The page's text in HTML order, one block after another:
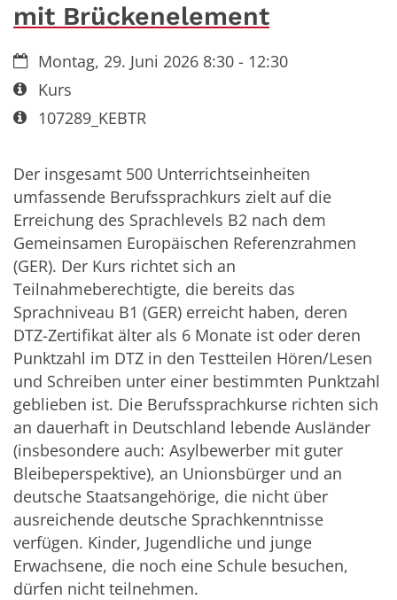
mit Brückenelement
Datum:Montag, 29. Juni 2026 8:30 - 12:30
Art bzw. Nummer:
Kurs
Art bzw. Nummer:
107289_KEBTR
Der insgesamt 500 Unterrichtseinheiten
umfassende Berufssprachkurs zielt auf die
Erreichung des Sprachlevels B2 nach dem
Gemeinsamen Europäischen Referenzrahmen
(GER). Der Kurs richtet sich an
Teilnahmeberechtigte, die bereits das
Sprachniveau B1 (GER) erreicht haben, deren
DTZ-Zertifikat älter als 6 Monate ist oder deren
Punktzahl im DTZ in den Testteilen Hören/Lesen
und Schreiben unter einer bestimmten Punktzahl
geblieben ist. Die Berufssprachkurse richten sich
an dauerhaft in Deutschland lebende Ausländer
(insbesondere auch: Asylbewerber mit guter
Bleibeperspektive), an Unionsbürger und an
deutsche Staatsangehörige, die nicht über
ausreichende deutsche Sprachkenntnisse
verfügen. Kinder, Jugendliche und junge
Erwachsene, die noch eine Schule besuchen,
dürfen nicht teilnehmen.